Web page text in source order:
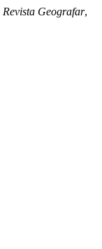
Revista Geografar,